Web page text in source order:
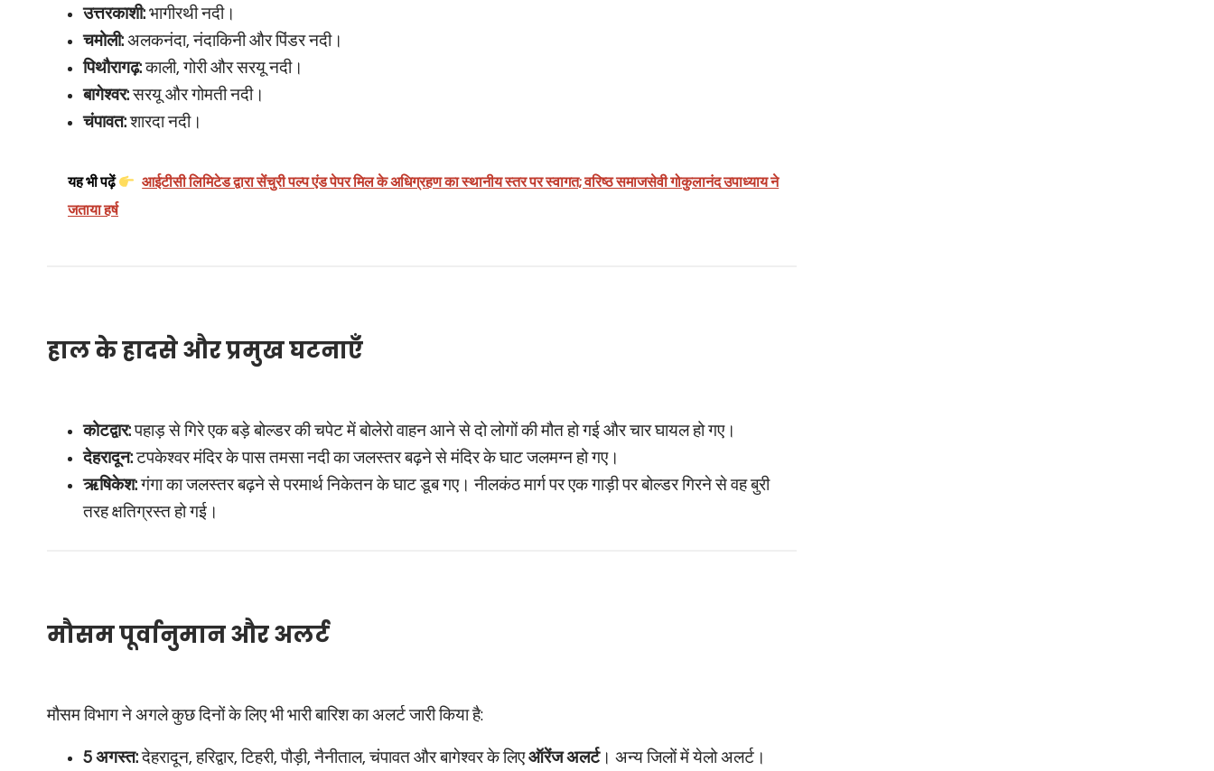
उत्तरकाशी: भागीरथी नदी।
चमोली: अलकनंदा, नंदाकिनी और पिंडर नदी।
पिथौरागढ़:काली, गोरी और सरयू नदी।
बागेश्वर:सरयू और गोमती नदी।
चंपावत:शारदा नदी।
यह भी पढ़ें
आईटीसी लिमिटेड द्वारा सेंचुरी पल्प एंड पेपर मिल के अधिग्रहण का स्थानीय स्तर पर स्वागत; वरिष्ठ समाजसेवी गोकुलानंद उपाध्याय ने
जताया हर्ष
हाल के हादसे और प्रमुख घटनाएँ
कोटद्वार:पहाड़ से गिरे एक बड़े बोल्डर की चपेट में बोलेरो वाहन आने से दो लोगों की मौत हो गई और चार घायल हो गए।
देहरादून:टपकेश्वर मंदिर के पास तमसा नदी का जलस्तर बढ़ने से मंदिर के घाट जलमग्न हो गए।
ऋषिकेश:गंगा का जलस्तर बढ़ने से परमार्थ निकेतन के घाट डूब गए। नीलकंठ मार्ग पर एक गाड़ी पर बोल्डर गिरने से वह बुरी
तरह क्षतिग्रस्त हो गई।
मौसम पूर्वानुमान और अलर्ट
मौसम विभाग ने अगले कुछ दिनों के लिए भी भारी बारिश का अलर्ट जारी किया है:
5 अगस्त:देहरादून, हरिद्वार, टिहरी, पौड़ी, नैनीताल, चंपावत और बागेश्वर के लिएऑरेंज अलर्ट। अन्य जिलों में येलो अलर्ट।